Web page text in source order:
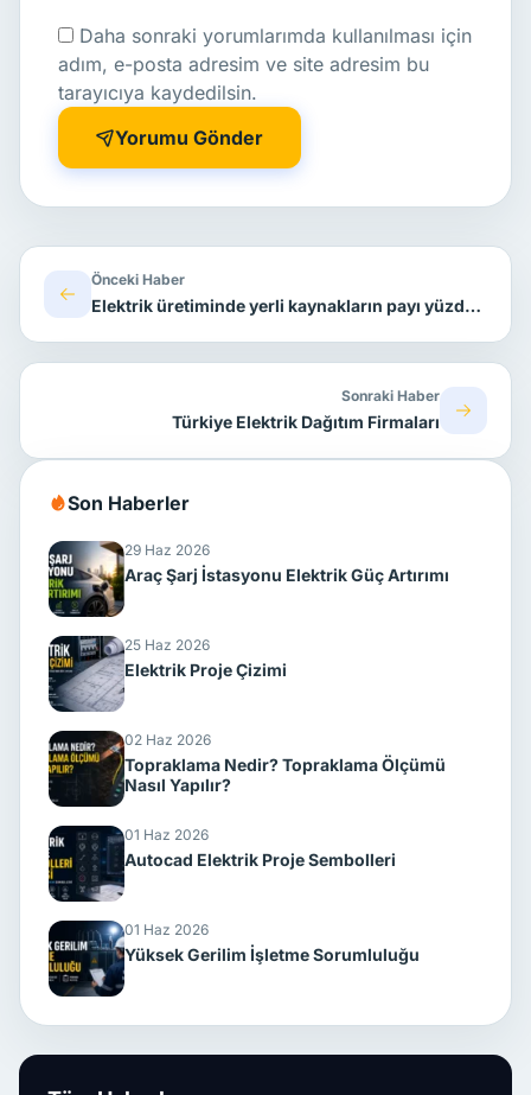
Daha sonraki yorumlarımda kullanılması için
adım, e-posta adresim ve site adresim bu
tarayıcıya kaydedilsin.
Yorumu Gönder
Önceki Haber
Elektrik üretiminde yerli kaynakların payı yüzde 86'yı buldu
Sonraki Haber
Türkiye Elektrik Dağıtım Firmaları
Son Haberler
29 Haz 2026
Araç Şarj İstasyonu Elektrik Güç Artırımı
25 Haz 2026
Elektrik Proje Çizimi
02 Haz 2026
Topraklama Nedir? Topraklama Ölçümü
Nasıl Yapılır?
01 Haz 2026
Autocad Elektrik Proje Sembolleri
01 Haz 2026
Yüksek Gerilim İşletme Sorumluluğu